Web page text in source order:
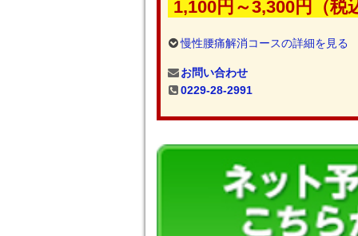
1,100円～3,300円（税
慢性腰痛解消コースの詳細を見る
お問い合わせ
0229-28-2991